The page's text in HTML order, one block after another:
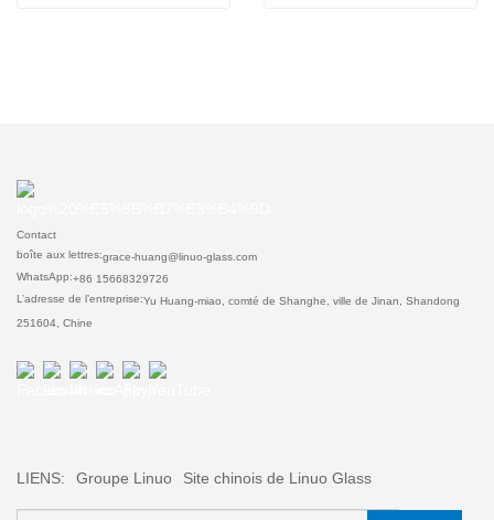
Contact
boîte aux lettres:grace-huang@linuo-glass.com
WhatsApp:+86 15668329726
L’adresse de l’entreprise:Yu Huang-miao, comté de Shanghe, ville de Jinan, Shandong
251604, Chine
LIENS: Groupe Linuo Site chinois de Linuo Glass